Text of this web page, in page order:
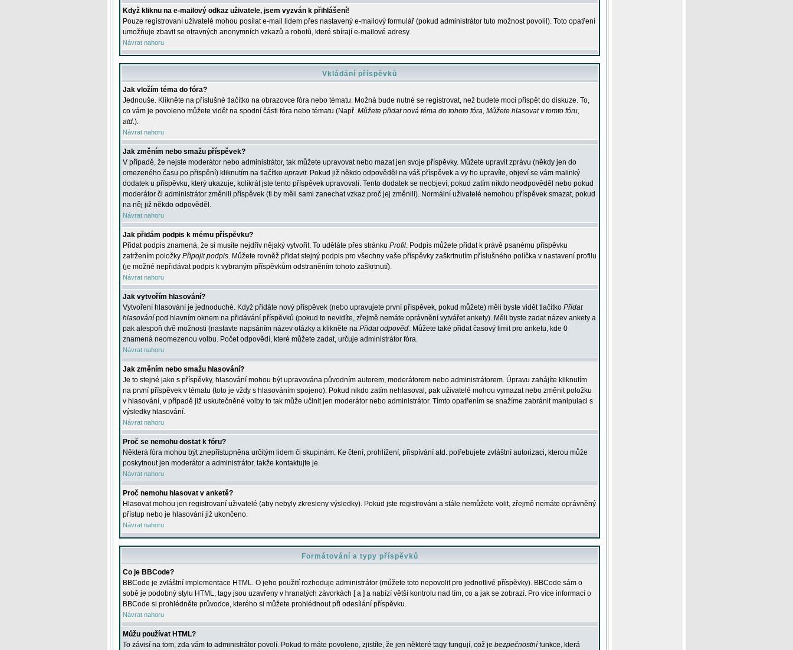
Když kliknu na e-mailový odkaz uživatele, jsem vyzván k přihlášení!
Pouze registrovaní uživatelé mohou posílat e-mail lidem přes nastavený e-mailový formulář (pokud administrátor tuto možnost povolil). Toto opatření
umožňuje zbavit se otravných anonymních vzkazů a robotů, které sbírají e-mailové adresy.
Návrat nahoru
Vkládání příspěvků
Jak vložím téma do fóra?
Jednouše. Klikněte na příslušné tlačítko na obrazovce fóra nebo tématu. Možná bude nutné se registrovat, než budete moci přispět do diskuze. To,
co vám je povoleno můžete vidět na spodní části fóra nebo tématu (Např. Můžete přidat nová téma do tohoto fóra, Můžete hlasovat v tomto fóru,
atd.).
Návrat nahoru
Jak změním nebo smažu příspěvek?
V případě, že nejste moderátor nebo administrátor, tak můžete upravovat nebo mazat jen svoje příspěvky. Můžete upravit zprávu (někdy jen do
omezeného času po přispění) kliknutím na tlačítko upravit. Pokud již někdo odpověděl na váš příspěvek a vy ho upravíte, objeví se vám malinký
dodatek u příspěvku, který ukazuje, kolikrát jste tento příspěvek upravovali. Tento dodatek se neobjeví, pokud zatím nikdo neodpověděl nebo pokud
moderátor či administrátor změnili příspěvek (ti by měli sami zanechat vzkaz proč jej změnili). Normální uživatelé nemohou příspěvek smazat, pokud
na něj již někdo odpověděl.
Návrat nahoru
Jak přidám podpis k mému příspěvku?
Přidat podpis znamená, že si musíte nejdřív nějaký vytvořit. To uděláte přes stránku Profil. Podpis můžete přidat k právě psanému příspěvku
zatržením položky Připojit podpis. Můžete rovněž přidat stejný podpis pro všechny vaše příspěvky zaškrtnutím příslušného políčka v nastavení profilu
(je možné nepřidávat podpis k vybraným příspěvkům odstraněním tohoto zaškrtnutí).
Návrat nahoru
Jak vytvořím hlasování?
Vytvoření hlasování je jednoduché. Když přidáte nový příspěvek (nebo upravujete první příspěvek, pokud můžete) měli byste vidět tlačítko Přidat
hlasování pod hlavním oknem na přidávání příspěvků (pokud to nevidíte, zřejmě nemáte oprávnění vytvářet ankety). Měli byste zadat název ankety a
pak alespoň dvě možnosti (nastavte napsáním název otázky a klikněte na Přidat odpověď. Můžete také přidat časový limit pro anketu, kde 0
znamená neomezenou volbu. Počet odpovědí, které můžete zadat, určuje administrátor fóra.
Návrat nahoru
Jak změním nebo smažu hlasování?
Je to stejné jako s příspěvky, hlasování mohou být upravována původním autorem, moderátorem nebo administrátorem. Úpravu zahájíte kliknutím
na první příspěvek v tématu (toto je vždy s hlasováním spojeno). Pokud nikdo zatím nehlasoval, pak uživatelé mohou vymazat nebo změnit položku
v hlasování, v případě již uskutečněné volby to tak může učinit jen moderátor nebo administrátor. Tímto opatřením se snažíme zabránit manipulaci s
výsledky hlasování.
Návrat nahoru
Proč se nemohu dostat k fóru?
Některá fóra mohou být znepřístupněna určitým lidem či skupinám. Ke čtení, prohlížení, přispívání atd. potřebujete zvláštní autorizaci, kterou může
poskytnout jen moderátor a administrátor, takže kontaktujte je.
Návrat nahoru
Proč nemohu hlasovat v anketě?
Hlasovat mohou jen registrovaní uživatelé (aby nebyly zkresleny výsledky). Pokud jste registrováni a stále nemůžete volit, zřejmě nemáte oprávněný
přístup nebo je hlasování již ukončeno.
Návrat nahoru
Formátování a typy příspěvků
Co je BBCode?
BBCode je zvláštní implementace HTML. O jeho použití rozhoduje administrátor (můžete toto nepovolit pro jednotlivé příspěvky). BBCode sám o
sobě je podobný stylu HTML, tagy jsou uzavřeny v hranatých závorkách [ a ] a nabízí větší kontrolu nad tím, co a jak se zobrazí. Pro více informací o
BBCode si prohlédněte průvodce, kterého si můžete prohlédnout při odesílání příspěvku.
Návrat nahoru
Můžu používat HTML?
To závisí na tom, zda vám to administrátor povolí. Pokud to máte povoleno, zjistíte, že jen některé tagy fungují, což je bezpečnostní funkce, která